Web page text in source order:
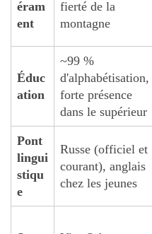
éram
ent
fierté de la
montagne
Éduc
ation
~99 %
d'alphabétisation,
forte présence
dans le supérieur
Pont
lingui
stiqu
e
Russe (officiel et
courant), anglais
chez les jeunes